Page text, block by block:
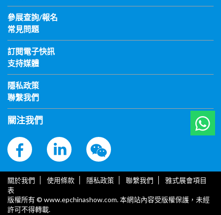
參展查詢/報名
常見問題
訂閱電子快訊
支持媒體
隱私政策
聯繫我們
關注我們
關於我們 使用條款 隱私政策 聯繫我們
雅式展會項目
表
版權所有 © www.epchinashow.com. 本網站內容受版權保護，未經
許可不得轉載.